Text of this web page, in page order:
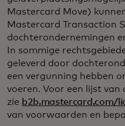
Mastercard Move)
Mastercard Transaction
dochterondernemingen
In sommige
geleverd door
een vergunning hebben
voeren. Voor een lijst van
zie b2b.mastercard.com/
van voorwaarden en